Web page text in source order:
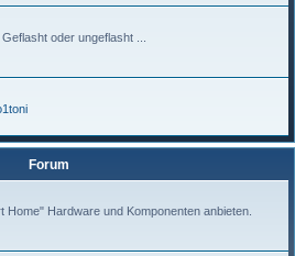
oder ungeflasht ...
Forum
Home" Hardware und Komponenten anbieten.